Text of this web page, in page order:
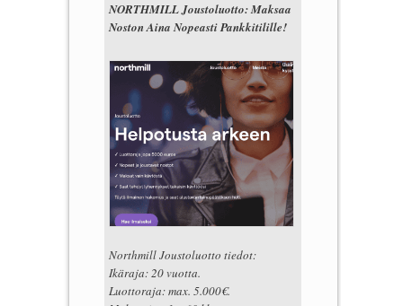
NORTHMILL Joustoluotto: Maksaa
Noston Aina Nopeasti Pankkitilille!
Northmill Joustoluotto tiedot:
Ikäraja: 20 vuotta.
Luottoraja: max. 5.000€.